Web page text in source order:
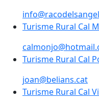
Turisme Rural Cal
Turisme Rural Cal
Turisme Rural Cal
Turisme Rural Cal
joan@belians.cat
Turisme Rural Cal
Turisme Rural Cal